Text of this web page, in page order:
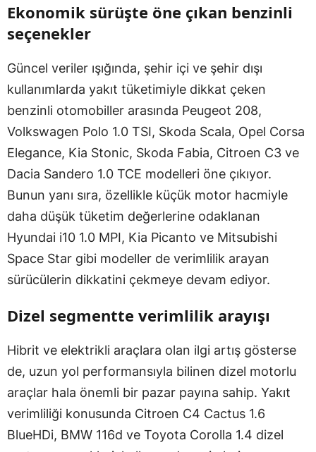
Ekonomik sürüşte öne çıkan benzinli
seçenekler
Güncel veriler ışığında, şehir içi ve şehir dışı
kullanımlarda yakıt tüketimiyle dikkat çeken
benzinli otomobiller arasında Peugeot 208,
Volkswagen Polo 1.0 TSI, Skoda Scala, Opel Corsa
Elegance, Kia Stonic, Skoda Fabia, Citroen C3 ve
Dacia Sandero 1.0 TCE modelleri öne çıkıyor.
Bunun yanı sıra, özellikle küçük motor hacmiyle
daha düşük tüketim değerlerine odaklanan
Hyundai i10 1.0 MPI, Kia Picanto ve Mitsubishi
Space Star gibi modeller de verimlilik arayan
sürücülerin dikkatini çekmeye devam ediyor.
Dizel segmentte verimlilik arayışı
Hibrit ve elektrikli araçlara olan ilgi artış gösterse
de, uzun yol performansıyla bilinen dizel motorlu
araçlar hala önemli bir pazar payına sahip. Yakıt
verimliliği konusunda Citroen C4 Cactus 1.6
BlueHDi, BMW 116d ve Toyota Corolla 1.4 dizel